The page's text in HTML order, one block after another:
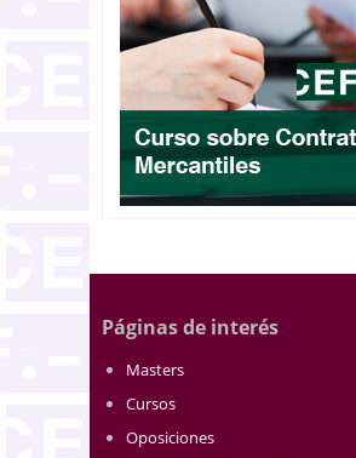
Páginas de interés
Masters
Cursos
Oposiciones